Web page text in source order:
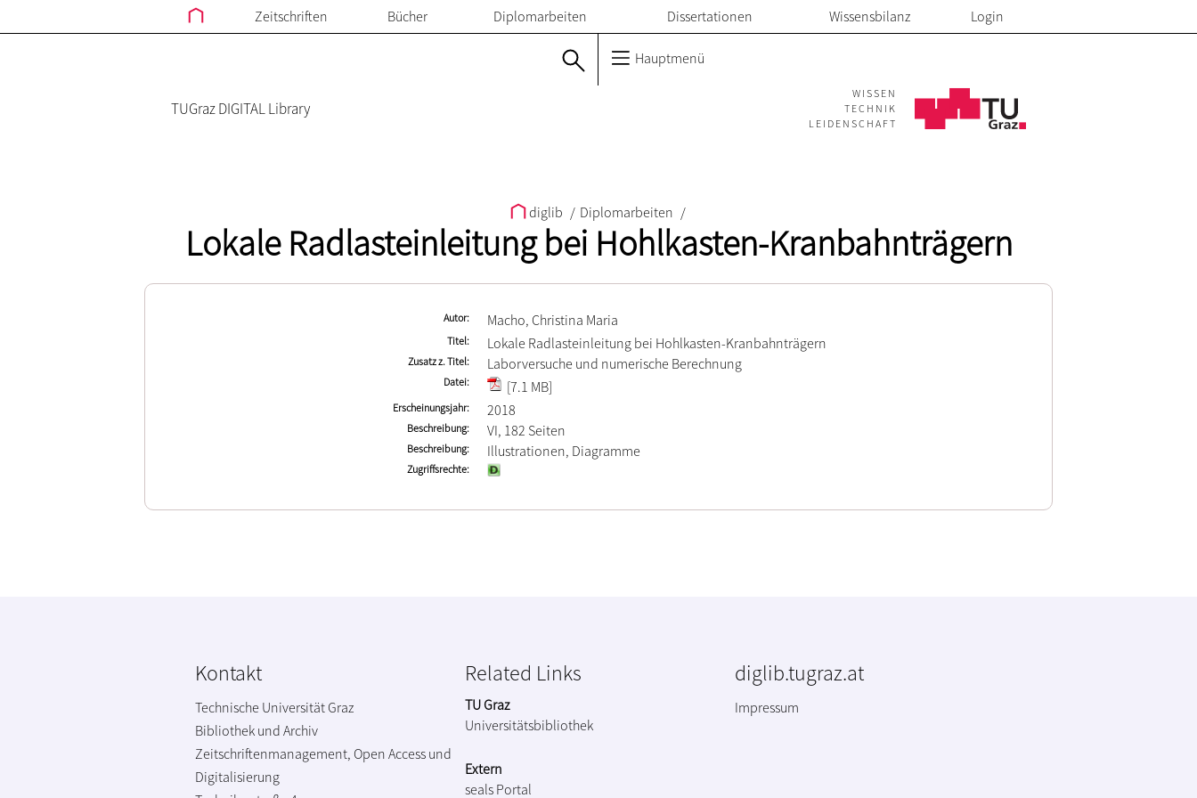
Zeitschriften Bücher Diplomarbeiten Dissertationen Wissensbilanz Login
Hauptmenü
TUGraz DIGITAL Library
WISSEN
TECHNIK
LEIDENSCHAFT
diglib / Diplomarbeiten /
Lokale Radlasteinleitung bei Hohlkasten-Kranbahnträgern
Autor Macho, Christina Maria
Titel Lokale Radlasteinleitung bei Hohlkasten-Kranbahnträgern
Zusatz z. Titel Laborversuche und numerische Berechnung
Datei [7.1 MB]
Erscheinungsjahr 2018
Beschreibung VI, 182 Seiten
Beschreibung Illustrationen, Diagramme
Zugriffsrechte
Kontakt
Technische Universität Graz
Bibliothek und Archiv
Zeitschriftenmanagement, Open Access und
Digitalisierung
Related Links
TU Graz
Universitätsbibliothek
Extern
seals Portal
diglib.tugraz.at
Impressum